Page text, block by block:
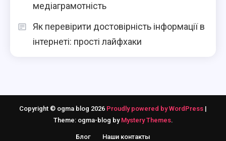
медіаграмотність
Як перевірити достовірність інформації в
інтернеті: прості лайфхаки
Copyright © ogma blog 2026 Proudly powered by WordPress |
Theme: ogma-blog by Mystery Themes.
Блог Наши контакты